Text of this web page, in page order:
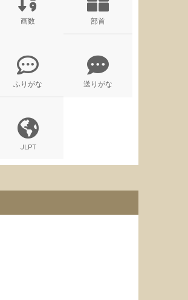
画数 部首
ふりがな 送りがな
JLPT